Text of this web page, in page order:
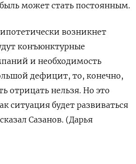
может стать постоянным.
возникнет
конъюнктурные
и необходимость
дефицит, то, конечно,
отрицать нельзя. Но это
ситуация будет развиваться
Сазанов. (Дарья